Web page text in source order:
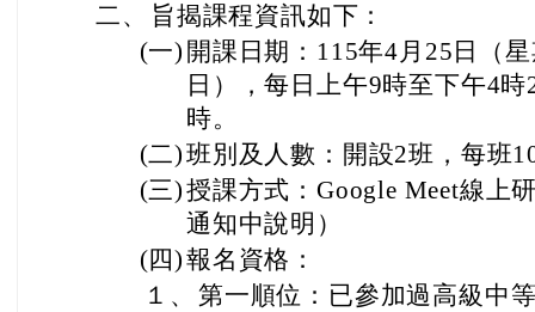
二、
旨揭課程資訊如下：
(一) 開課日期：115年4月25日（
日），每日上午9時至下午4
時。
(二)班別及人數：開設2班，每班
(三)授課方式：Google Meet線上
通知中說明）
(四)報名資格：
１、 第一順位：已參加過高級中